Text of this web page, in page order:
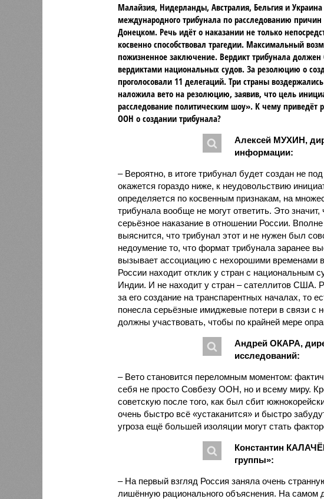
Малайзия, Нидерланды, Австралия, Бельгия и
международного трибунала по расследованию
Донецком. Речь идёт о наказании не только
косвенно способствовал трагедии. Максимальный
пожизненное заключение. Вердикт трибунала
вердиктами национальных судов. За резолюцию о
проголосовали 11 делегаций. Три страны
наложила вето на резолюцию, заявив, что цель
расследование политическим шоу». К чему приведёт
ООН о создании трибунала?
Алексей МУХИН,
информации:
– Вероятно, в итоге трибунал будет создан не
окажется гораздо ниже, к неудовольствию
определяется по косвенным признакам, на
трибунала вообще не могут ответить. Это значит,
серьёзное наказание в отношении России.
выяснится, что трибунал этот и не нужен был
недоумение то, что формат трибунала заранее
вызывает ассоциацию с нехорошими временами
России находит отклик у стран с национальным
Индии. И не находит у стран – сателлитов США.
за его создание на транспарентных началах, то
понесла серьёзные имиджевые потери в связи
должны участвовать, чтобы по крайней мере
Андрей ОКАРА,
исследований:
– Вето становится переломным моментом:
себя не просто Совбезу ООН, но и всему миру.
советскую после того, как был сбит
очень быстро всё «устаканится» и быстро
угроза ещё большей изоляции могут стать
Константин
группы»:
– На первый взгляд Россия заняла очень
лишённую рационального объяснения. На самом